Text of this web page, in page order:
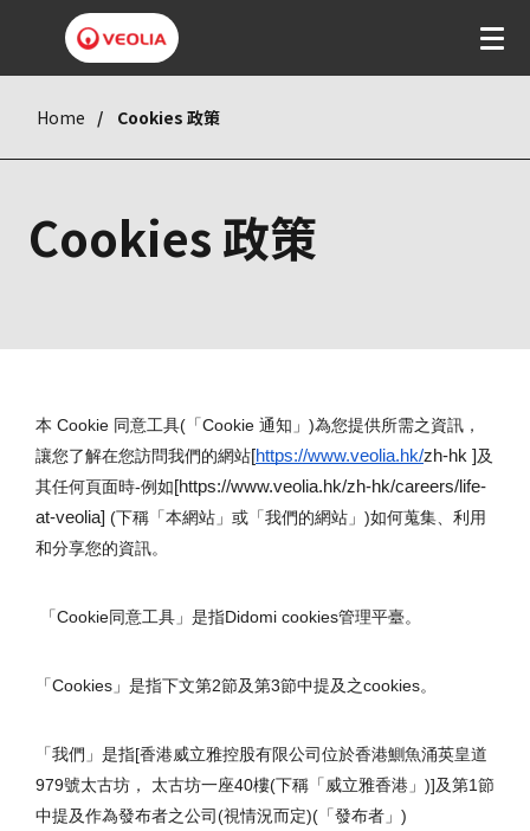
Home Cookies 政策
Cookies 政策
本 Cookie 同意工具(「Cookie 通知」)為您提供所需之資訊，
讓您了解在您訪問我們的網站[https://www.veolia.hk/zh-hk ]及
其任何頁面時-例如[https://www.veolia.hk/zh-hk/careers/life-
at-veolia] (下稱「本網站」或「我們的網站」)如何蒐集、利用
和分享您的資訊。
「Cookie同意工具」是指Didomi cookies管理平臺。
「Cookies」是指下文第2節及第3節中提及之cookies。
「我們」是指[香港威立雅控股有限公司位於香港鰂魚涌英皇道
979號太古坊， 太古坊一座40樓(下稱「威立雅香港」)]及第1節
中提及作為發布者之公司(視情況而定)(「發布者」)